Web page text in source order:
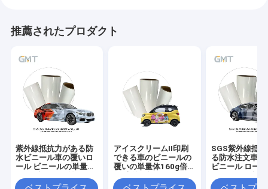
推薦されたプロダクト
紫外線抵抗力がある防
水ビニール車の覆いロ
ール ビニールの単量体
アイスクリームII印刷
できる車のビニールの
覆いの単量体160g倍の
さみ金GMT
SGS紫外線抵
る防水注文車の
ビニール ロー
MPI 1105